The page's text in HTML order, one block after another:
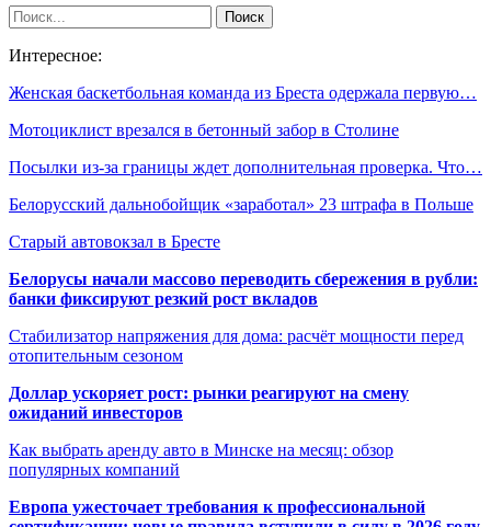
Интересное:
Женская баскетбольная команда из Бреста одержала первую…
Мотоциклист врезался в бетонный забор в Столине
Посылки из-за границы ждет дополнительная проверка. Что…
Белорусский дальнобойщик «заработал» 23 штрафа в Польше
Старый автовокзал в Бресте
Белорусы начали массово переводить сбережения в рубли:
банки фиксируют резкий рост вкладов
Стабилизатор напряжения для дома: расчёт мощности перед
отопительным сезоном
Доллар ускоряет рост: рынки реагируют на смену
ожиданий инвесторов
Как выбрать аренду авто в Минске на месяц: обзор
популярных компаний
Европа ужесточает требования к профессиональной